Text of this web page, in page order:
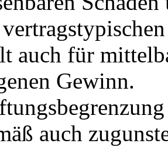
auch für
Gewinn.
auch